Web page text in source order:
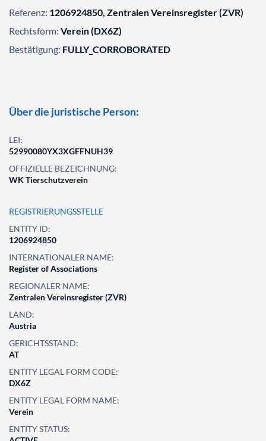
Referenz: 1206924850, Zentralen Vereinsregister (ZVR)
Rechtsform: Verein (DX6Z)
Bestätigung: FULLY_CORROBORATED
Über die juristische Person:
LEI:
52990080YX3XGFFNUH39
OFFIZIELLE BEZEICHNUNG:
WK Tierschutzverein
REGISTRIERUNGSSTELLE
ENTITY ID:
1206924850
INTERNATIONALER NAME:
Register of Associations
REGIONALER NAME:
Zentralen Vereinsregister (ZVR)
LAND:
Austria
GERICHTSSTAND:
AT
ENTITY LEGAL FORM CODE:
DX6Z
ENTITY LEGAL FORM NAME:
Verein
ENTITY STATUS: